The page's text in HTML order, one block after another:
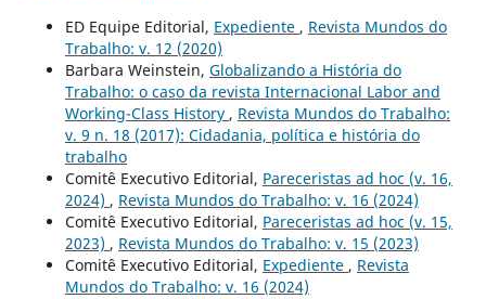
ED Equipe Editorial, Expediente , Revista Mundos do
Trabalho: v. 12 (2020)
Barbara Weinstein, Globalizando a História do
Trabalho: o caso da revista Internacional Labor and
Working-Class History , Revista Mundos do Trabalho:
v. 9 n. 18 (2017): Cidadania, política e história do
trabalho
Comitê Executivo Editorial, Pareceristas ad hoc (v. 16,
2024) , Revista Mundos do Trabalho: v. 16 (2024)
Comitê Executivo Editorial, Pareceristas ad hoc (v. 15,
2023) , Revista Mundos do Trabalho: v. 15 (2023)
Comitê Executivo Editorial, Expediente , Revista
Mundos do Trabalho: v. 16 (2024)